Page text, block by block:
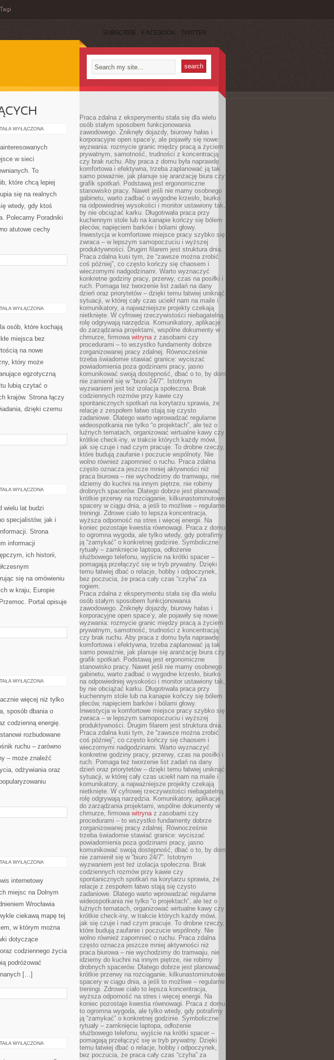
Tagi
SUBSCRIBE FACEBOOK TWITTER
WYŁĄCZONA
w sieci
To
które chcą lepiej
się na realnych
wtedy, gdy ktoś
Polecamy Poradniki
atutowe cechy
WYŁĄCZONA
osób, które kochają
miejsca bez
na nowe
który może
egzotyczną
lubią czytać o
krajów. Strona łączy
dzięki czemu
WYŁĄCZONA
wielu lat budzi
specjalistów, jak i
Strona
informacji
ich historii,
się na omówieniu
w kraju, Europie
Portal opisuje
WYŁĄCZONA
więcej niż tylko
sposób dbania o
codzienną energię.
rozbudowane
ruchu – zarówno
– może znaleźć
odżywiania oraz
WYŁĄCZONA
internetowy
miejsc na Dolnym
Wrocławia
ciekawą mapę tej
w którym można
dotyczące
codziennego życia
podróżować
[…]
WYŁĄCZONA
Praca zdalna z eksperymentu stała się dla wielu
osób stałym sposobem funkcjonowania
zawodowego. Zniknęły dojazdy, biurowy hałas i
korporacyjne open space’y, ale pojawiły się nowe
wyzwania: rozmycie granic między pracą a życiem
prywatnym, samotność, trudności z koncentracją
czy brak ruchu. Aby praca z domu była naprawdę
komfortowa i efektywna, trzeba zaplanować ją tak
samo poważnie, jak planuje się aranżację biura czy
grafik spotkań. Podstawą jest ergonomiczne
stanowisko pracy. Nawet jeśli nie mamy osobnego
gabinetu, warto zadbać o wygodne krzesło, biurko
na odpowiedniej wysokości i monitor ustawiony tak,
by nie obciążać karku. Długotrwała praca przy
kuchennym stole lub na kanapie kończy się bólem
pleców, napięciem barków i bólami głowy.
Inwestycja w komfortowe miejsce pracy szybko się
zwraca – w lepszym samopoczuciu i wyższej
produktywności. Drugim filarem jest struktura dnia.
Praca zdalna kusi tym, że “zawsze można zrobić
coś później”, co często kończy się chaosem i
wieczornymi nadgodzinami. Warto wyznaczyć
konkretne godziny pracy, przerwy, czas na posiłki i
ruch. Pomaga też tworzenie list zadań na dany
dzień oraz priorytetów – dzięki temu łatwiej uniknąć
sytuacji, w której cały czas uciekł nam na maile i
komunikatory, a najważniejsze projekty czekają
nietknięte. W cyfrowej rzeczywistości niebagatelną
rolę odgrywają narzędzia. Komunikatory, aplikacje
do zarządzania projektami, wspólne dokumenty w
chmurze, firmowa witrynaz zasobami czy
procedurami – to wszystko fundamenty dobrze
zorganizowanej pracy zdalnej. Równocześnie
trzeba świadomie stawiać granice: wyciszać
powiadomienia poza godzinami pracy, jasno
komunikować swoją dostępność, dbać o to, by dom
nie zamienił się w “biuro 24/7”. Istotnym
wyzwaniem jest też izolacja społeczna. Brak
codziennych rozmów przy kawie czy
spontanicznych spotkań na korytarzu sprawia, że
relacje z zespołem łatwo stają się czysto
zadaniowe. Dlatego warto wprowadzać regularne
wideospotkania nie tylko “o projektach”, ale też o
luźnych tematach, organizować wirtualne kawy czy
krótkie check-iny, w trakcie których każdy mówi,
jak się czuje i nad czym pracuje. To drobne rzeczy,
które budują zaufanie i poczucie wspólnoty. Nie
wolno również zapomnieć o ruchu. Praca zdalna
często oznacza jeszcze mniej aktywności niż
praca biurowa – nie wychodzimy do tramwaju, nie
idziemy do kuchni na innym piętrze, nie robimy
drobnych spacerów. Dlatego dobrze jest planować
krótkie przerwy na rozciąganie, kilkunastominutowe
spacery w ciągu dnia, a jeśli to możliwe – regularne
treningi. Zdrowe ciało to lepsza koncentracja,
wyższa odporność na stres i więcej energii. Na
koniec pozostaje kwestia równowagi. Praca z domu
to ogromna wygoda, ale tylko wtedy, gdy potrafimy
ją “zamykać” o konkretnej godzinie. Symboliczne
rytuały – zamknięcie laptopa, odłożenie
służbowego telefonu, wyjście na krótki spacer –
pomagają przełączyć się w tryb prywatny. Dzięki
temu łatwiej dbać o relacje, hobby i odpoczynek,
bez poczucia, że praca cały czas “czyha” za
rogiem.
Praca zdalna z eksperymentu stała się dla wielu
osób stałym sposobem funkcjonowania
zawodowego. Zniknęły dojazdy, biurowy hałas i
korporacyjne open space’y, ale pojawiły się nowe
wyzwania: rozmycie granic między pracą a życiem
prywatnym, samotność, trudności z koncentracją
czy brak ruchu. Aby praca z domu była naprawdę
komfortowa i efektywna, trzeba zaplanować ją tak
samo poważnie, jak planuje się aranżację biura czy
grafik spotkań. Podstawą jest ergonomiczne
stanowisko pracy. Nawet jeśli nie mamy osobnego
gabinetu, warto zadbać o wygodne krzesło, biurko
na odpowiedniej wysokości i monitor ustawiony tak,
by nie obciążać karku. Długotrwała praca przy
kuchennym stole lub na kanapie kończy się bólem
pleców, napięciem barków i bólami głowy.
Inwestycja w komfortowe miejsce pracy szybko się
zwraca – w lepszym samopoczuciu i wyższej
produktywności. Drugim filarem jest struktura dnia.
Praca zdalna kusi tym, że “zawsze można zrobić
coś później”, co często kończy się chaosem i
wieczornymi nadgodzinami. Warto wyznaczyć
konkretne godziny pracy, przerwy, czas na posiłki i
ruch. Pomaga też tworzenie list zadań na dany
dzień oraz priorytetów – dzięki temu łatwiej uniknąć
sytuacji, w której cały czas uciekł nam na maile i
komunikatory, a najważniejsze projekty czekają
nietknięte. W cyfrowej rzeczywistości niebagatelną
rolę odgrywają narzędzia. Komunikatory, aplikacje
do zarządzania projektami, wspólne dokumenty w
chmurze, firmowa witrynaz zasobami czy
procedurami – to wszystko fundamenty dobrze
zorganizowanej pracy zdalnej. Równocześnie
trzeba świadomie stawiać granice: wyciszać
powiadomienia poza godzinami pracy, jasno
komunikować swoją dostępność, dbać o to, by dom
nie zamienił się w “biuro 24/7”. Istotnym
wyzwaniem jest też izolacja społeczna. Brak
codziennych rozmów przy kawie czy
spontanicznych spotkań na korytarzu sprawia, że
relacje z zespołem łatwo stają się czysto
zadaniowe. Dlatego warto wprowadzać regularne
wideospotkania nie tylko “o projektach”, ale też o
luźnych tematach, organizować wirtualne kawy czy
krótkie check-iny, w trakcie których każdy mówi,
jak się czuje i nad czym pracuje. To drobne rzeczy,
które budują zaufanie i poczucie wspólnoty. Nie
wolno również zapomnieć o ruchu. Praca zdalna
często oznacza jeszcze mniej aktywności niż
praca biurowa – nie wychodzimy do tramwaju, nie
idziemy do kuchni na innym piętrze, nie robimy
drobnych spacerów. Dlatego dobrze jest planować
krótkie przerwy na rozciąganie, kilkunastominutowe
spacery w ciągu dnia, a jeśli to możliwe – regularne
treningi. Zdrowe ciało to lepsza koncentracja,
wyższa odporność na stres i więcej energii. Na
koniec pozostaje kwestia równowagi. Praca z domu
to ogromna wygoda, ale tylko wtedy, gdy potrafimy
ją “zamykać” o konkretnej godzinie. Symboliczne
rytuały – zamknięcie laptopa, odłożenie
służbowego telefonu, wyjście na krótki spacer –
pomagają przełączyć się w tryb prywatny. Dzięki
temu łatwiej dbać o relacje, hobby i odpoczynek,
bez poczucia, że praca cały czas “czyha” za